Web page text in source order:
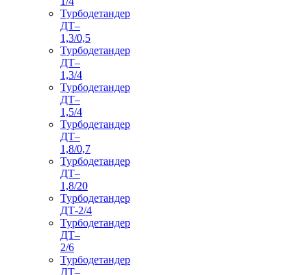
Турбодетандер
ДТ–
1,3/0,5
Турбодетандер
ДТ–
1,3/4
Турбодетандер
ДТ–
1,5/4
Турбодетандер
ДТ–
1,8/0,7
Турбодетандер
ДТ–
1,8/20
Турбодетандер
ДТ-2/4
Турбодетандер
ДТ–
2/6
Турбодетандер
ДТ–